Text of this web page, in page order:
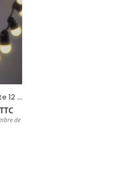
Guirlande guinguette 12 mètres
TTC
de